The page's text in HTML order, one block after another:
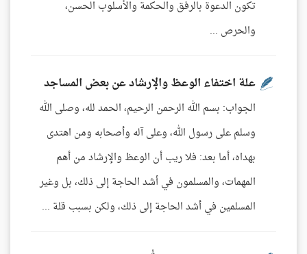
تكون الدعوة بالرفق والحكمة والأسلوب الحسن،
والحرص ...
علة اختفاء الوعظ والإرشاد عن بعض المساجد
الجواب: بسم الله الرحمن الرحيم، الحمد لله، وصلى الله
وسلم على رسول الله، وعلى آله وأصحابه ومن اهتدى
بهداه، أما بعد: فلا ريب أن الوعظ والإرشاد من أهم
المهمات، والمسلمون في أشد الحاجة إلى ذلك، بل وغير
المسلمين في أشد الحاجة إلى ذلك، ولكن بسبب قلة ...